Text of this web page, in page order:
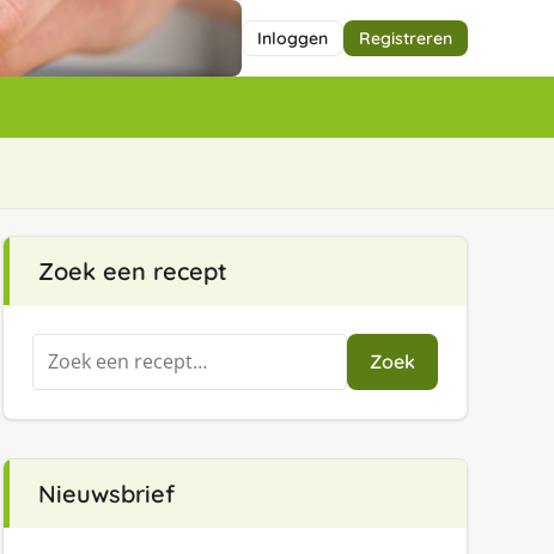
Inloggen Registreren
Zoek een recept
Zoeken
naar:
Zoek
Nieuwsbrief